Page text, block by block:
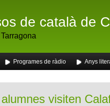
de català de
Programes de ràdio Anys
visiten